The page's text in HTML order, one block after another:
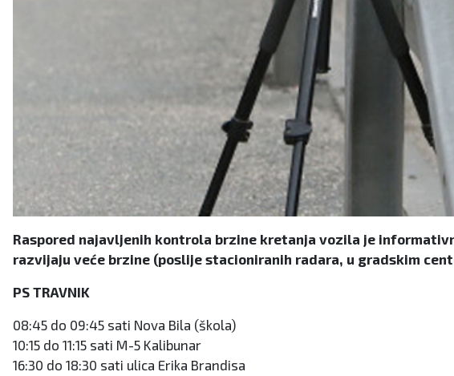
Raspored najavljenih kontrola brzine kretanja vozila je
razvijaju veće brzine (poslije stacioniranih radara, u gradskim
PS TRAVNIK
08:45 do 09:45 sati Nova Bila (škola)
10:15 do 11:15 sati M-5 Kalibunar
16:30 do 18:30 sati ulica Erika Brandisa